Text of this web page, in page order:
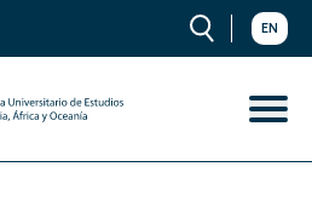
EN